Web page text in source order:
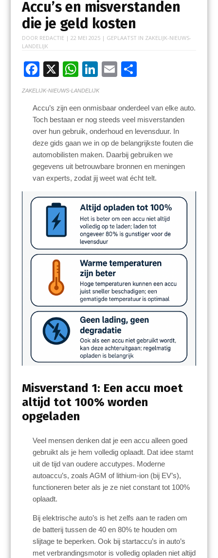
Accu’s en misverstanden
die je geld kosten
DOOR REDACTIE | 22 MEI 2025| GEPLAATST IN ZAKELIJK-NIEUWS-
LANDELIJK
F
ac
b
o
o
k
X W
h
s
A
p
p
Li
n
k
e
dI
n
E
ai
l
D
e
n
ZAKELIJK-NIEUWS-LANDELIJK
Accu’s zijn een onmisbaar onderdeel van elke auto.
Toch bestaan er nog steeds veel misverstanden
over hun gebruik, onderhoud en levensduur. In
deze gids gaan we in op de belangrijkste fouten die
automobilisten maken. Daarbij gebruiken we
gegevens uit betrouwbare bronnen en meningen
van experts, zodat jij weet wat écht telt.
Misverstand 1: Een accu moet
altijd tot 100% worden
opgeladen
Veel mensen denken dat je een accu alleen goed
gebruikt als je hem volledig oplaadt. Dat idee stamt
uit de tijd van oudere accutypes. Moderne
autoaccu’s, zoals AGM of lithium-ion (bij EV’s),
functioneren beter als je ze niet constant tot 100%
oplaadt.
Bij elektrische auto’s is het zelfs aan te raden om
de batterij tussen de 40 en 80% te houden om
slijtage te beperken. Ook bij startaccu’s in auto’s
met verbrandingsmotor is volledig opladen niet altijd